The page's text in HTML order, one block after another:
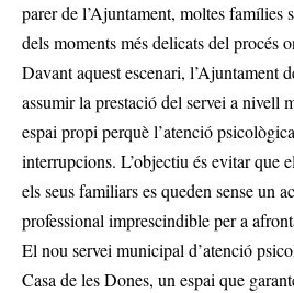
parer de l’Ajuntament, moltes famílies
dels moments més delicats del procés
Davant aquest escenari, l’Ajuntament
assumir la prestació del servei a nivell
espai propi perquè l’atenció
interrupcions. L’objectiu és evitar que
els seus familiars es queden sense un
professional imprescindible per a
El nou servei municipal d’atenció
Casa de les Dones, un espai que